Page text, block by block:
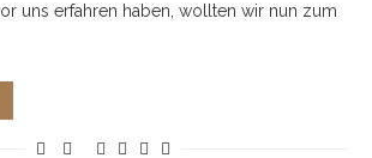
uns erfahren haben, wollten wir nun zum